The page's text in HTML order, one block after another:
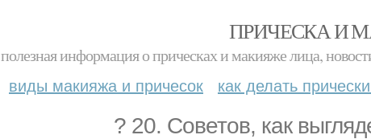
ПРИЧЕСКА И
полезная информация о прическах и макияже лица,
виды макияжа и причесок как делать
? 20. Советов, как